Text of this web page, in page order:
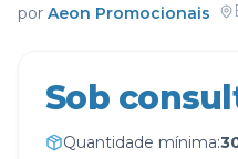
por Aeon Promocionais
Sob
Quantidade mínima: